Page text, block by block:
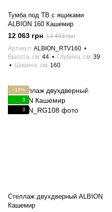
Тумба под ТВ с ящиками
ALBION 160 Кашемир
12 063 грн 13 403 грн
Артикул ALBION_RTV160
Высота, см 44 Глубина, см 39
Ширина, см 160
−10%
3
3
Стеллаж двухдверный ALBION
Кашемир